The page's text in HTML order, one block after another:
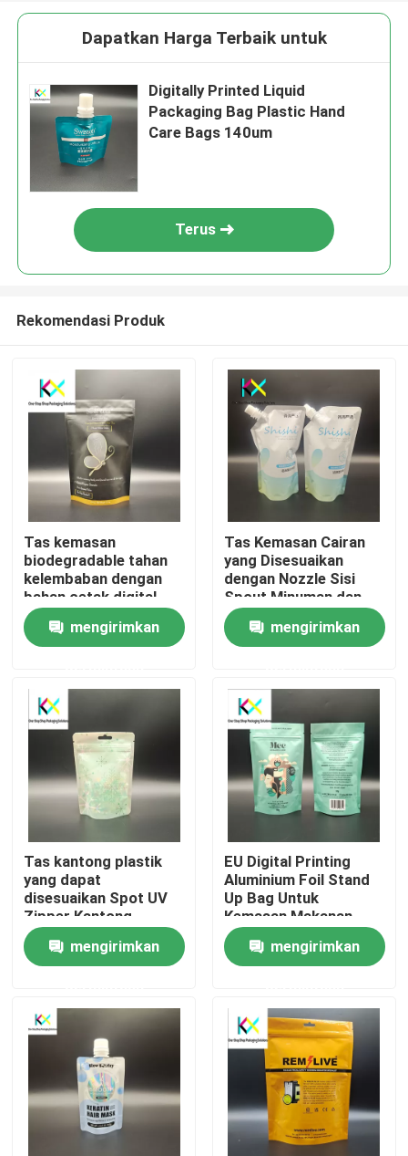
Rumah
Video
Tentang kami
Tur Pabrik
Kontrol kualitas
Permintaan Penawaran
Kantong Plastik
Kantong kemasan yang dapat dikompos
Dapatkan Harga Terbaik untuk
Digitally Printed Liquid
Packaging Bag Plastic Hand
Care Bags 140um
Terus
Rekomendasi Produk
Tas kemasan
biodegradable tahan
kelembaban dengan
bahan cetak digital
MOPP/VMPET/PE
mengirimkan
Tas Kemasan Cairan
yang Disesuaikan
dengan Nozzle Sisi
Spout Minuman dan
Hot Foil Stamping
mengirimkan
Tas kantong plastik
yang dapat
disesuaikan Spot UV
Zipper Kantong
kemasan makanan
untuk komoditas
mengirimkan
EU Digital Printing
Aluminium Foil Stand
Up Bag Untuk
Kemasan Makanan
OEM Kemasan
Komoditasmengirimkan